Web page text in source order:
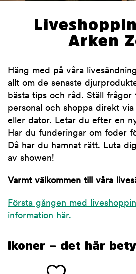
Arken
Häng med på våra
allt om de senaste
bästa tips och råd. Ställ frågor
personal och shoppa direkt
eller dator. Letar du efter en
Har du funderingar om foder
Då har du hamnat rätt. Luta
av showen!
Varmt välkommen till våra
Första gången med
information här.
Ikoner – det här